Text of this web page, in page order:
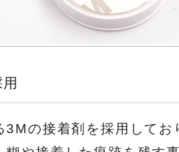
3Mの接着剤を採用してお